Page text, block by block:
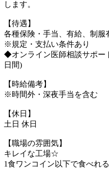
します。
【待遇】
各種保険・手当、有給、制
※規定・支払い条件あり
◆オンライン医師相談サポー
日間)
【時給備考】
※時間外・深夜手当を含む
【休日】
土日 休日
【職場の雰囲気】
キレイな工場☆
1食ワンコイン以下で食べれ